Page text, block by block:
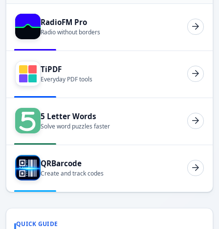
RadioFM Pro
Radio without borders
TiPDF
Everyday PDF tools
5 Letter Words
Solve word puzzles faster
QRBarcode
Create and track codes
QUICK GUIDE